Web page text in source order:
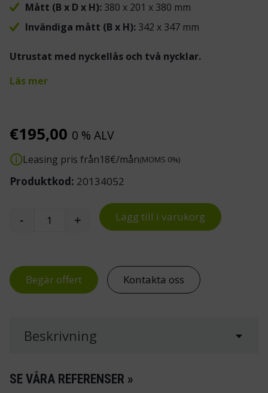
Mått (B x D x H):380 x 201 x 380 mm
Invändiga mått (B x H):342 x 347 mm
Utrustat med nyckellås och två nycklar.
Läs mer
€195,00 0 % ALV
Leasing pris från18€/mån(MOMS 0%)
Produktkod: 20134052
Skåp för personlig skyddsutrustning med
- + Lägg till i varukorg
Begär offert Kontakta oss
Beskrivning
SE VÅRA REFERENSER »